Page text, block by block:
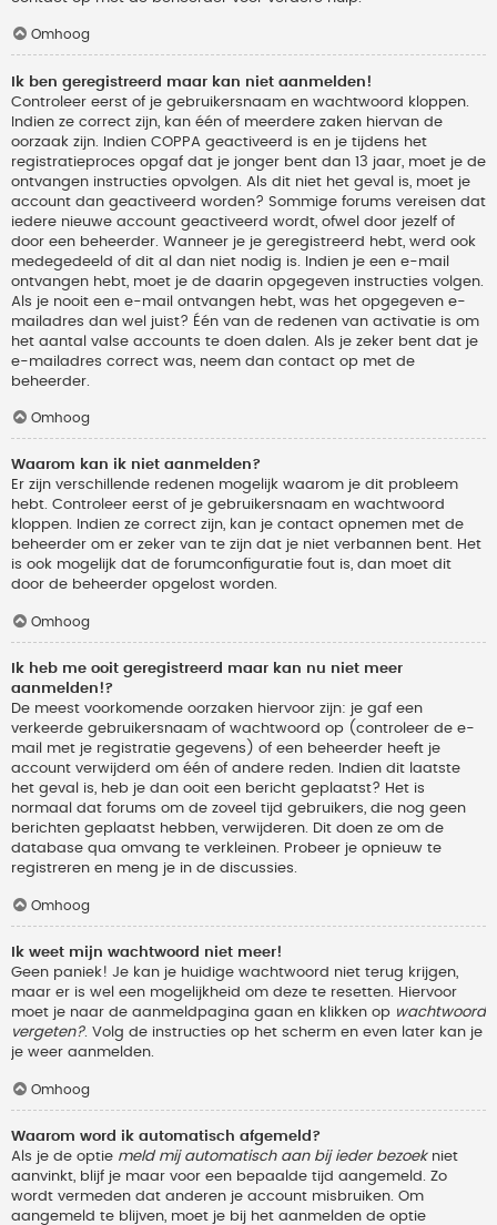
Omhoog
Ik ben geregistreerd maar kan niet aanmelden!
Controleer eerst of je gebruikersnaam en wachtwoord kloppen.
Indien ze correct zijn, kan één of meerdere zaken hiervan de
oorzaak zijn. Indien COPPA geactiveerd is en je tijdens het
registratieproces opgaf dat je jonger bent dan 13 jaar, moet je de
ontvangen instructies opvolgen. Als dit niet het geval is, moet je
account dan geactiveerd worden? Sommige forums vereisen dat
iedere nieuwe account geactiveerd wordt, ofwel door jezelf of
door een beheerder. Wanneer je je geregistreerd hebt, werd ook
medegedeeld of dit al dan niet nodig is. Indien je een e-mail
ontvangen hebt, moet je de daarin opgegeven instructies volgen.
Als je nooit een e-mail ontvangen hebt, was het opgegeven e-
mailadres dan wel juist? Één van de redenen van activatie is om
het aantal valse accounts te doen dalen. Als je zeker bent dat je
e-mailadres correct was, neem dan contact op met de
beheerder.
Omhoog
Waarom kan ik niet aanmelden?
Er zijn verschillende redenen mogelijk waarom je dit probleem
hebt. Controleer eerst of je gebruikersnaam en wachtwoord
kloppen. Indien ze correct zijn, kan je contact opnemen met de
beheerder om er zeker van te zijn dat je niet verbannen bent. Het
is ook mogelijk dat de forumconfiguratie fout is, dan moet dit
door de beheerder opgelost worden.
Omhoog
Ik heb me ooit geregistreerd maar kan nu niet meer
aanmelden!?
De meest voorkomende oorzaken hiervoor zijn: je gaf een
verkeerde gebruikersnaam of wachtwoord op (controleer de e-
mail met je registratie gegevens) of een beheerder heeft je
account verwijderd om één of andere reden. Indien dit laatste
het geval is, heb je dan ooit een bericht geplaatst? Het is
normaal dat forums om de zoveel tijd gebruikers, die nog geen
berichten geplaatst hebben, verwijderen. Dit doen ze om de
database qua omvang te verkleinen. Probeer je opnieuw te
registreren en meng je in de discussies.
Omhoog
Ik weet mijn wachtwoord niet meer!
Geen paniek! Je kan je huidige wachtwoord niet terug krijgen,
maar er is wel een mogelijkheid om deze te resetten. Hiervoor
moet je naar de aanmeldpagina gaan en klikken op wachtwoord
vergeten?. Volg de instructies op het scherm en even later kan je
je weer aanmelden.
Omhoog
Waarom word ik automatisch afgemeld?
Als je de optie meld mij automatisch aan bij ieder bezoekniet
aanvinkt, blijf je maar voor een bepaalde tijd aangemeld. Zo
wordt vermeden dat anderen je account misbruiken. Om
aangemeld te blijven, moet je bij het aanmelden de optie